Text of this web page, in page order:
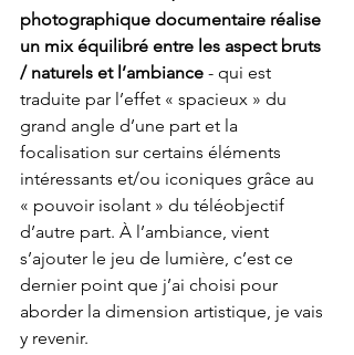
photographique documentaire réalise
un mix équilibré entre les aspect bruts
/ naturels et l’ambiance - qui est
traduite par l’effet « spacieux » du
grand angle d’une part et la
focalisation sur certains éléments
intéressants et/ou iconiques grâce au
« pouvoir isolant » du téléobjectif
d’autre part. À l’ambiance, vient
s’ajouter le jeu de lumière, c’est ce
dernier point que j’ai choisi pour
aborder la dimension artistique, je vais
y revenir.